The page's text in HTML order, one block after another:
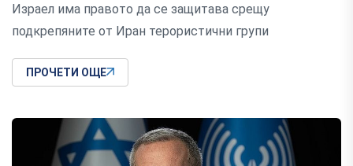
Израел има правото да се защитава срещу
подкрепяните от Иран терористични групи
ПРОЧЕТИ ОЩЕ